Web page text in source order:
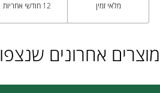
מלאי זמין 12 חודשי אחריות
מוצרים אחרונים שנצפו